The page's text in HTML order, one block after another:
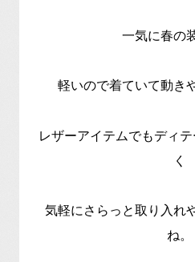
一気に春の
軽いので着ていて動き
レザーアイテムでもディ
く
気軽にさらっと取り入れ
ね。